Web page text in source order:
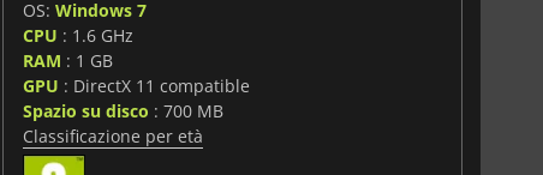
OS: Windows 7
CPU : 1.6 GHz
RAM : 1 GB
GPU : DirectX 11 compatible
Spazio su disco : 700 MB
Classificazione per età